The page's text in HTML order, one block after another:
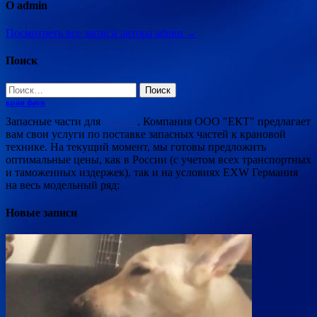
О admin
Посмотреть все записи автора admin →
Поиск
Найти:
кран фаун
Запасные части для
. Компания ООО "ЕКТ" предлагает
вам свои услуги по поставке запасных частей к крановой
технике. На текущий момент, мы готовы предложить
оптимальные цены, как в России (с учетом всех транспортных
и таможенных издержек), так и на условиях EXW Германия
на весь модельный ряд:
Новые записи